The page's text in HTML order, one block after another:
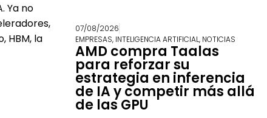
Ya no
HBM, la
07/08/2026
EMPRESAS, INTELIGENCIA ARTIFICIAL, NOTICIAS
AMD compra Taalas
para reforzar su
estrategia en inferencia
de IA y competir más allá
de las GPU